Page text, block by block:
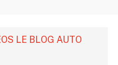
LE BLOG AUTO